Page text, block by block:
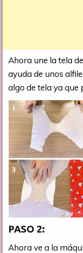
Ahora une la tela
ayuda de unos
algo de tela ya
PASO 2:
Ahora ve a la